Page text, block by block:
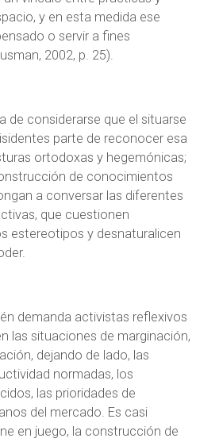
y en esta medida ese
o servir a fines
2002, p. 25).
de considerarse que el situarse
parte de reconocer esa
ortodoxas y hegemónicas;
de conocimientos
a conversar las diferentes
que cuestionen
estereotipos y desnaturalicen
demanda activistas reflexivos
las situaciones de marginación,
dejando de lado, las
normadas, los
las prioridades de
del mercado. Es casi
en juego, la construcción de